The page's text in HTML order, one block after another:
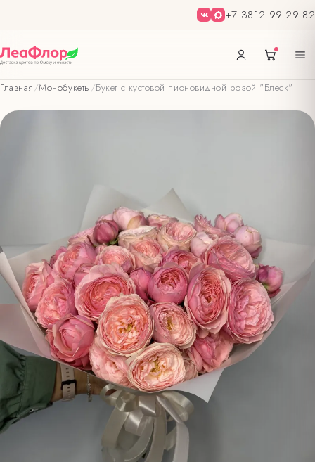
+7 3812 99 29 82
Главная/Монобукеты/Букет с кустовой пионовидной розой "Блеск"